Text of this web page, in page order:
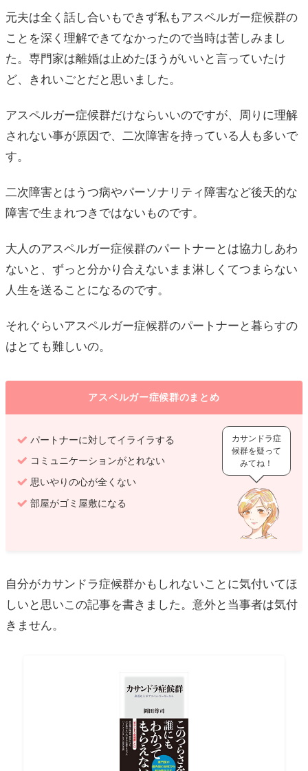
元夫は全く話し合いもできず私もアスペルガー症候群の
ことを深く理解できてなかったので当時は苦しみまし
た。専門家は離婚は止めたほうがいいと言っていたけ
ど、きれいごとだと思いました。
アスペルガー症候群だけならいいのですが、周りに理解
されない事が原因で、二次障害を持っている人も多いで
す。
二次障害とはうつ病やパーソナリティ障害など後天的な
障害で生まれつきではないものです。
大人のアスペルガー症候群のパートナーとは協力しあわ
ないと、ずっと分かり合えないまま淋しくてつまらない
人生を送ることになるのです。
それぐらいアスペルガー症候群のパートナーと暮らすの
はとても難しいの。
アスペルガー症候群のまとめ
パートナーに対してイライラする
コミュニケーションがとれない
思いやりの心が全くない
部屋がゴミ屋敷になる
カサンドラ症
候群を疑って
みてね！
自分がカサンドラ症候群かもしれないことに気付いてほ
しいと思いこの記事を書きました。意外と当事者は気付
きません。